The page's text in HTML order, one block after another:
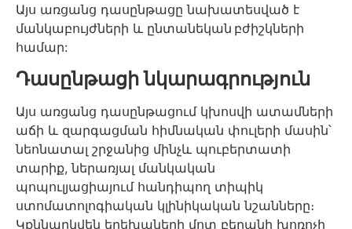
Այս առցանց դասընթացը նախատեսված է
մանկաբույժների և ընտանեկան բժիշկների
համար:
Դասընթացի նկարագրություն
Այս առցանց դասընթացում կխոսվի ատամների
աճի և զարգացման հիմնական փուլերի մասին՝
նեոնատալ շրջանից մինչև պուբերտատի
տարիք, ներառյալ մանկական
պոպուլյացիայում հանդիպող տիպիկ
ստոմատոլոգիական կլինիկական նշանները։
Կքննարկվեն երեխաների մոտ բերանի խոռոչի